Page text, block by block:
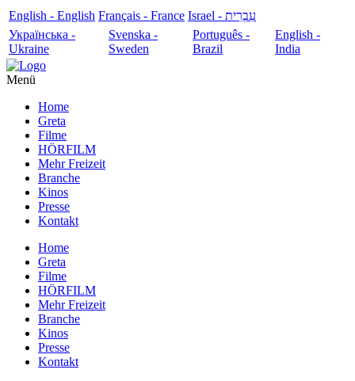
English - English Français - France
עִבְרִית - Israel
Українська -
Ukraine
Svenska -
Sweden
Português -
Brazil
English -
India
Menü
Home
Greta
Filme
HÖRFILM
Mehr Freizeit
Branche
Kinos
Presse
Kontakt
Home
Greta
Filme
HÖRFILM
Mehr Freizeit
Branche
Kinos
Presse
Kontakt